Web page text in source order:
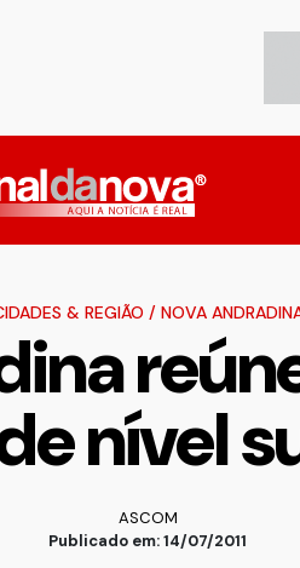
& REGIÃO / NOVA
nível
ASCOM
Publicado em: 14/07/2011